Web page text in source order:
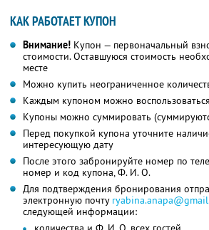
КАК РАБОТАЕТ КУПОН
Внимание! Купон — первоначальный
стоимости. Оставшуюся стоимость
месте
Можно купить неограниченное
Каждым купоном можно
Купоны можно суммировать
Перед покупкой купона уточните
интересующую дату
После этого забронируйте номер по
номер и код купона, Ф. И. О.
Для подтверждения бронирования
электронную почту
следующей информации: